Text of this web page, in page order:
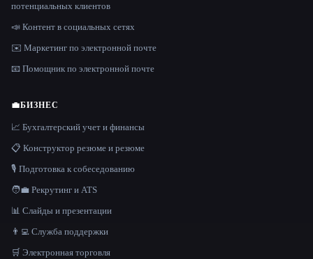
потенциальных клиентов
📣 Контент в социальных сетях
✉️ Маркетинг по электронной почте
📧 Помощник по электронной почте
💼БИЗНЕС
📈 Бухгалтерский учет и финансы
📋 Конструктор резюме и резюме
🎙️ Подготовка к собеседованию
🧑‍💼 Рекрутинг и ATS
📊 Слайды и презентации
👨‍💻 Служба поддержки
🛒 Электронная торговля